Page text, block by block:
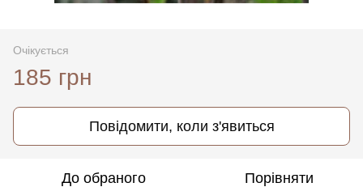
Очікується
185 грн
Повідомити, коли з'явиться
До обраного Порівняти